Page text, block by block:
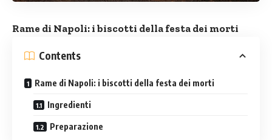
Rame di Napoli: i biscotti della festa dei morti
Contents
Rame di Napoli: i biscotti della festa dei morti
Ingredienti
Preparazione